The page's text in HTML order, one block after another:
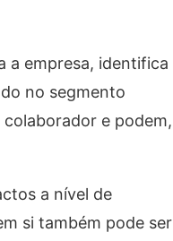
a empresa, identifica
no segmento
e podem,
a nível de
si também pode ser